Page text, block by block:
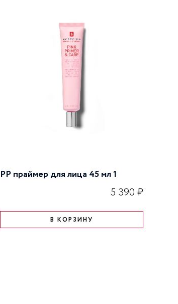
PP праймер для лица 45 мл 1
5 390 ₽
В КОРЗИНУ